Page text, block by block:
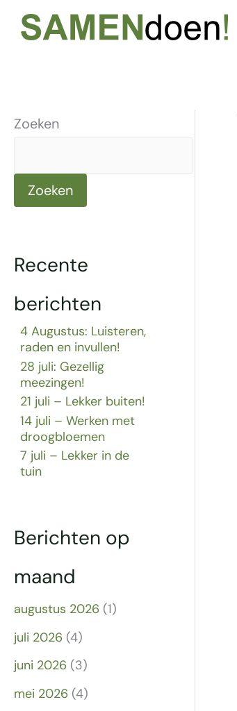
naar
Zoeken
Zoeken
Recente
berichten
4 Augustus: Luisteren,
raden en invullen!
28 juli: Gezellig
meezingen!
21 juli – Lekker buiten!
14 juli – Werken met
droogbloemen
7 juli – Lekker in de
tuin
Berichten op
maand
augustus 2026 (1)
juli 2026 (4)
juni 2026 (3)
mei 2026 (4)